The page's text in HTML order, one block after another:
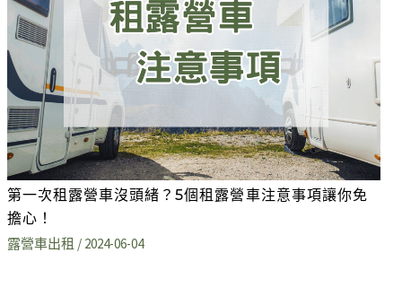
第一次租露營車沒頭緒？5個租露營車注意事項讓你免
擔心！
露營車出租 / 2024-06-04